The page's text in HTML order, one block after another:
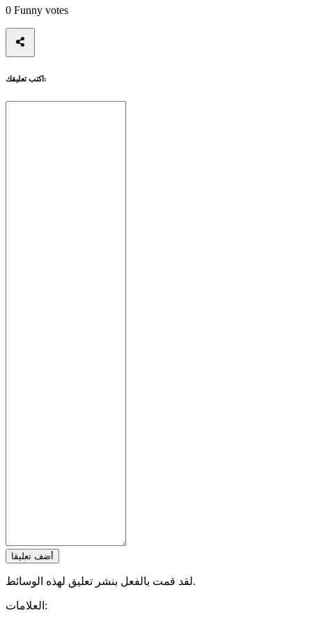
إرشاد
المنتديات
0 Funny votes
اكتب تعليقك:
أضف تعليقا
لقد قمت بالفعل بنشر تعليق لهذه الوسائط.
العلامات: